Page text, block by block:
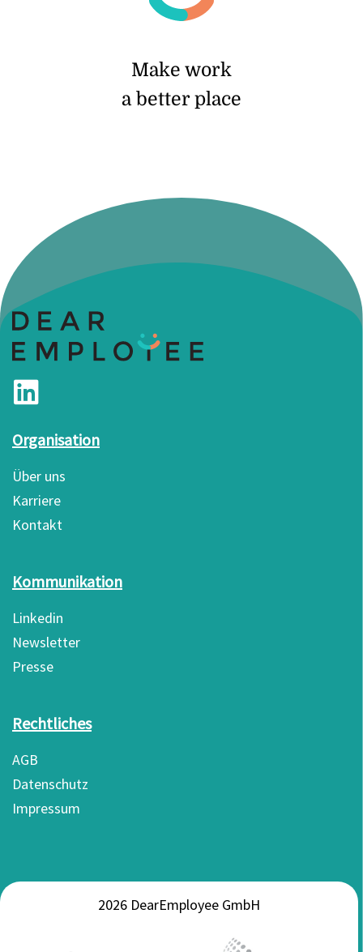
Make work
a better place
Organisation
Über uns
Karriere
Kontakt
Kommunikation
Linkedin
Newsletter
Presse
Rechtliches
AGB
Datenschutz
Impressum
2026 DearEmployee GmbH